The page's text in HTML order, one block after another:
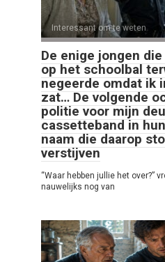
Interessant om te weten
De enige jongen
op het schoolbal
negeerde omdat ik
zat… De volgende
politie voor mijn
cassetteband in
naam die daarop
verstijven
“Waar hebben jullie het over?”
nauwelijks nog van